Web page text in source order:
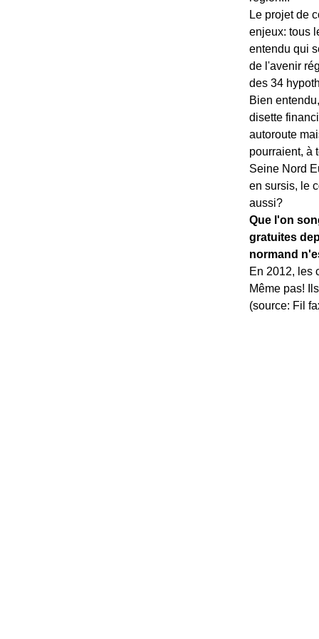
Le projet de
enjeux: tous
entendu qui
de l'avenir
des 34
Bien
disette
autoroute
pourraient, à
Seine Nord
en sursis, le
aussi?
Que l'on
gratuites
normand
En 2012, les
Même pas!
(source: Fil